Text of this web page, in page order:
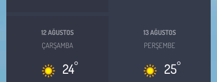
12 AĞUSTOS
ÇARŞAMBA
24°
13 AĞUSTOS
PERŞEMBE
25°